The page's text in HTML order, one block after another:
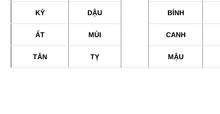
KỶ DẬU BÍNH
ẤT MÙI CANH
TÂN TỴ MẬU